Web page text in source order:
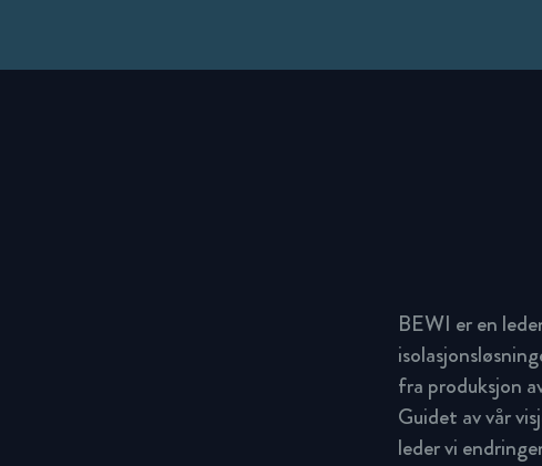
BEWI er en
fra produksjon
Guidet av vår
leder vi